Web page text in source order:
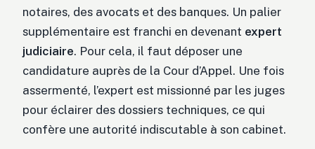
notaires, des avocats et des banques. Un palier
supplémentaire est franchi en devenant expert
judiciaire. Pour cela, il faut déposer une
candidature auprès de la Cour d’Appel. Une fois
assermenté, l’expert est missionné par les juges
pour éclairer des dossiers techniques, ce qui
confère une autorité indiscutable à son cabinet.